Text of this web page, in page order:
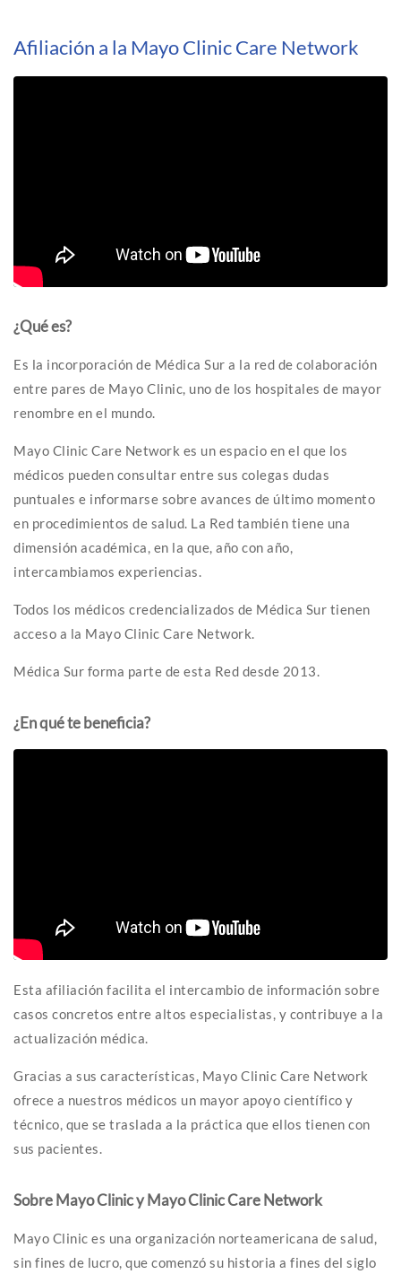
Afiliación a la Mayo Clinic Care Network
¿Qué es?
Es la incorporación de Médica Sur a la red de colaboración
entre pares de Mayo Clinic, uno de los hospitales de mayor
renombre en el mundo.
Mayo Clinic Care Network es un espacio en el que los
médicos pueden consultar entre sus colegas dudas
puntuales e informarse sobre avances de último momento
en procedimientos de salud. La Red también tiene una
dimensión académica, en la que, año con año,
intercambiamos experiencias.
Todos los médicos credencializados de Médica Sur tienen
acceso a la Mayo Clinic Care Network.
Médica Sur forma parte de esta Red desde 2013.
¿En qué te beneficia?
Esta afiliación facilita el intercambio de información sobre
casos concretos entre altos especialistas, y contribuye a la
actualización médica.
Gracias a sus características, Mayo Clinic Care Network
ofrece a nuestros médicos un mayor apoyo científico y
técnico, que se traslada a la práctica que ellos tienen con
sus pacientes.
Sobre Mayo Clinic y Mayo Clinic Care Network
Mayo Clinic es una organización norteamericana de salud,
sin fines de lucro, que comenzó su historia a fines del siglo